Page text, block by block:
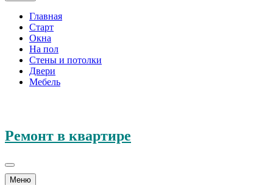
Главная
Старт
Окна
На пол
Стены и потолки
Двери
Мебель
Ремонт в квартире
Меню